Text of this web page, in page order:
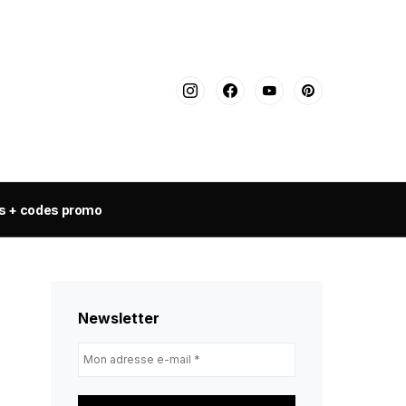
+ codes promo
Newsletter